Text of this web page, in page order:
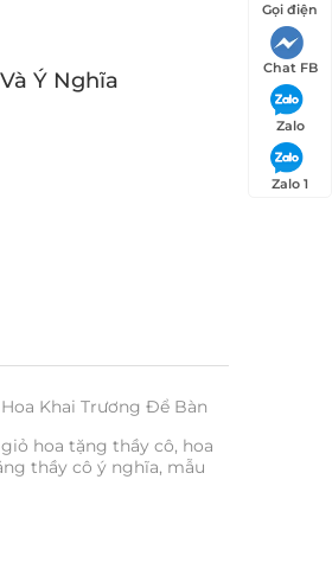
Ý Nghĩa
Khai Trương Để Bàn
giỏ hoa tặng thầy cô, hoa
thầy cô ý nghĩa, mẫu
Gọi điện
Chat FB
Zalo
Zalo 1